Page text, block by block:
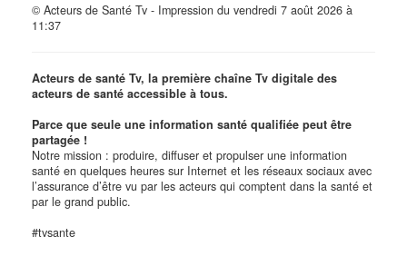
© Acteurs de Santé Tv - Impression du vendredi 7 août 2026 à
11:37
Acteurs de santé Tv, la première chaîne Tv digitale des
acteurs de santé accessible à tous.
Parce que seule une information santé qualifiée peut être
partagée !
Notre mission : produire, diffuser et propulser une information
santé en quelques heures sur Internet et les réseaux sociaux avec
l’assurance d’être vu par les acteurs qui comptent dans la santé et
par le grand public.
#tvsante